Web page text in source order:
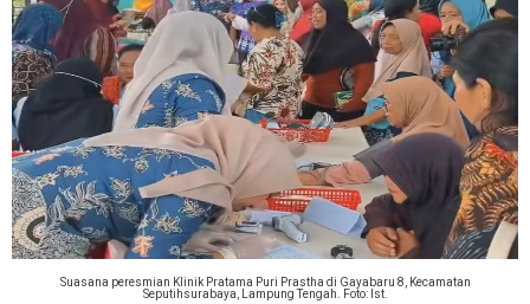
Suasana peresmian Klinik Pratama Puri Prastha di Gayabaru 8, Kecamatan
Seputihsurabaya, Lampung Tengah. Foto: Ist.